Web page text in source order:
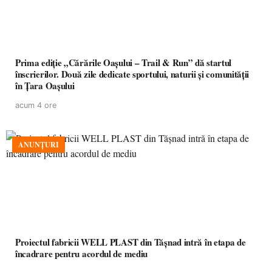
Prima ediție „Cărările Oașului – Trail & Run” dă startul
înscrierilor. Două zile dedicate sportului, naturii și comunității
în Țara Oașului
acum 4 ore
ANUNȚURI
Proiectul fabricii WELL PLAST din Tășnad intră în etapa de
încadrare pentru acordul de mediu